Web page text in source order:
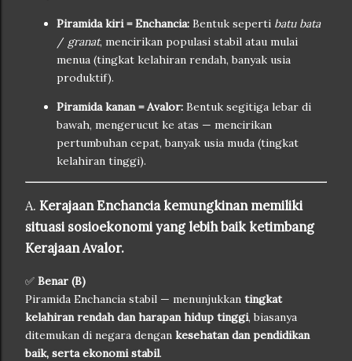
Piramida kiri = Enchancia: Bentuk seperti batu bata
/ granat, mencirikan populasi stabil atau mulai
menua (tingkat kelahiran rendah, banyak usia
produktif).
Piramida kanan = Avalor: Bentuk segitiga lebar di
bawah, mengerucut ke atas — mencirikan
pertumbuhan cepat, banyak usia muda (tingkat
kelahiran tinggi).
A. Kerajaan Enchancia kemungkinan memiliki
situasi sosioekonomi yang lebih baik ketimbang
Kerajaan Avalor.
✅ Benar (B)
Piramida Enchancia stabil — menunjukkan tingkat
kelahiran rendah dan harapan hidup tinggi, biasanya
ditemukan di negara dengan kesehatan dan pendidikan
baik, serta ekonomi stabil.